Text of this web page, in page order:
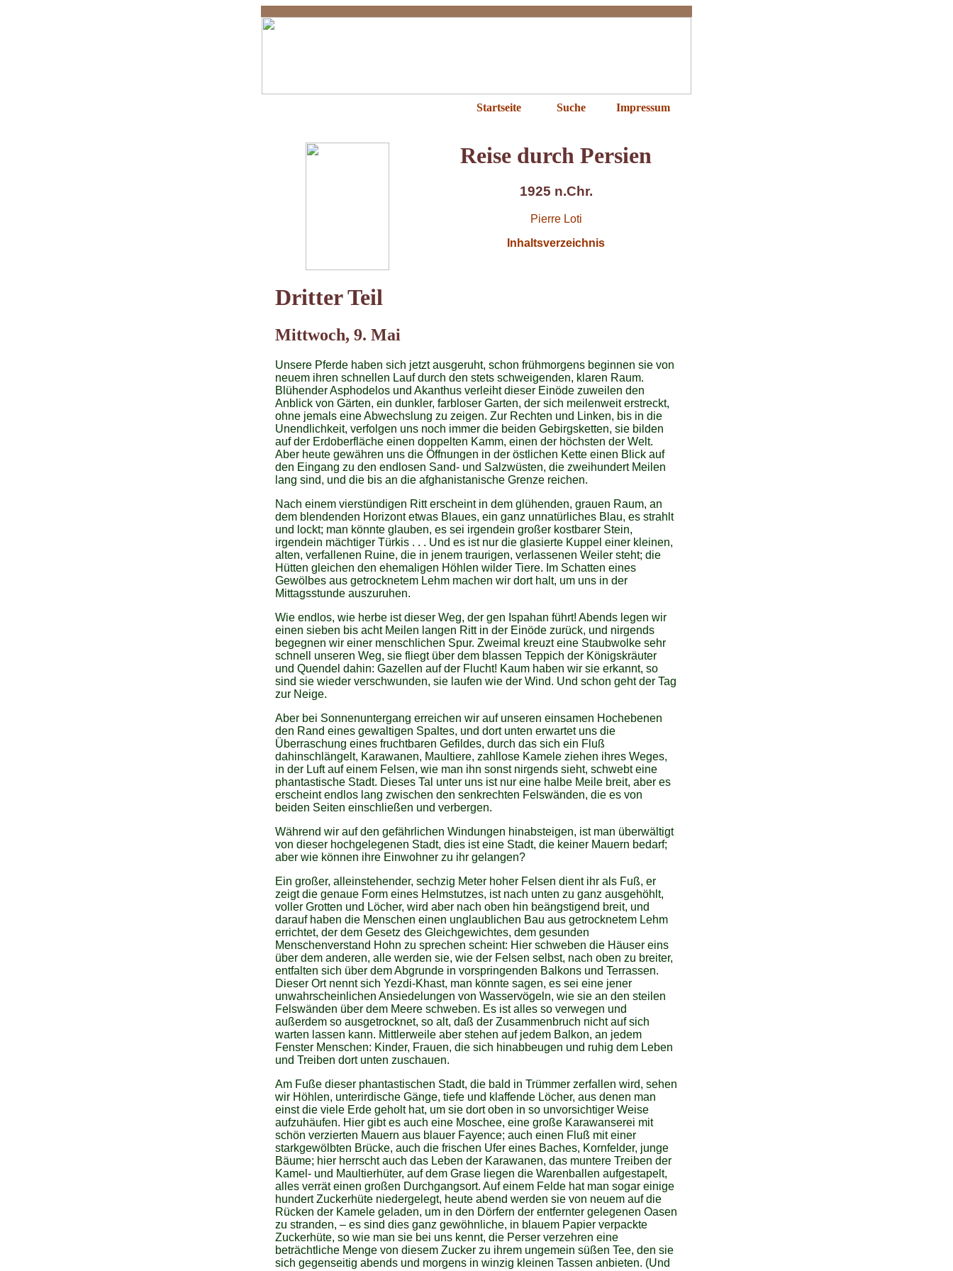
Startseite Suche Impressum
Reise durch Persien
1925 n.Chr.
Pierre Loti
Inhaltsverzeichnis
Dritter Teil
Mittwoch, 9. Mai
Unsere Pferde haben sich jetzt ausgeruht, schon frühmorgens beginnen sie von
neuem ihren schnellen Lauf durch den stets schweigenden, klaren Raum.
Blühender Asphodelos und Akanthus verleiht dieser Einöde zuweilen den
Anblick von Gärten, ein dunkler, farbloser Garten, der sich meilenweit erstreckt,
ohne jemals eine Abwechslung zu zeigen. Zur Rechten und Linken, bis in die
Unendlichkeit, verfolgen uns noch immer die beiden Gebirgsketten, sie bilden
auf der Erdoberfläche einen doppelten Kamm, einen der höchsten der Welt.
Aber heute gewähren uns die Öffnungen in der östlichen Kette einen Blick auf
den Eingang zu den endlosen Sand- und Salzwüsten, die zweihundert Meilen
lang sind, und die bis an die afghanistanische Grenze reichen.
Nach einem vierstündigen Ritt erscheint in dem glühenden, grauen Raum, an
dem blendenden Horizont etwas Blaues, ein ganz unnatürliches Blau, es strahlt
und lockt; man könnte glauben, es sei irgendein großer kostbarer Stein,
irgendein mächtiger Türkis . . . Und es ist nur die glasierte Kuppel einer kleinen,
alten, verfallenen Ruine, die in jenem traurigen, verlassenen Weiler steht; die
Hütten gleichen den ehemaligen Höhlen wilder Tiere. Im Schatten eines
Gewölbes aus getrocknetem Lehm machen wir dort halt, um uns in der
Mittagsstunde auszuruhen.
Wie endlos, wie herbe ist dieser Weg, der gen Ispahan führt! Abends legen wir
einen sieben bis acht Meilen langen Ritt in der Einöde zurück, und nirgends
begegnen wir einer menschlichen Spur. Zweimal kreuzt eine Staubwolke sehr
schnell unseren Weg, sie fliegt über dem blassen Teppich der Königskräuter
und Quendel dahin: Gazellen auf der Flucht! Kaum haben wir sie erkannt, so
sind sie wieder verschwunden, sie laufen wie der Wind. Und schon geht der Tag
zur Neige.
Aber bei Sonnenuntergang erreichen wir auf unseren einsamen Hochebenen
den Rand eines gewaltigen Spaltes, und dort unten erwartet uns die
Überraschung eines fruchtbaren Gefildes, durch das sich ein Fluß
dahinschlängelt, Karawanen, Maultiere, zahllose Kamele ziehen ihres Weges,
in der Luft auf einem Felsen, wie man ihn sonst nirgends sieht, schwebt eine
phantastische Stadt. Dieses Tal unter uns ist nur eine halbe Meile breit, aber es
erscheint endlos lang zwischen den senkrechten Felswänden, die es von
beiden Seiten einschließen und verbergen.
Während wir auf den gefährlichen Windungen hinabsteigen, ist man überwältigt
von dieser hochgelegenen Stadt, dies ist eine Stadt, die keiner Mauern bedarf;
aber wie können ihre Einwohner zu ihr gelangen?
Ein großer, alleinstehender, sechzig Meter hoher Felsen dient ihr als Fuß, er
zeigt die genaue Form eines Helmstutzes, ist nach unten zu ganz ausgehöhlt,
voller Grotten und Löcher, wird aber nach oben hin beängstigend breit, und
darauf haben die Menschen einen unglaublichen Bau aus getrocknetem Lehm
errichtet, der dem Gesetz des Gleichgewichtes, dem gesunden
Menschenverstand Hohn zu sprechen scheint: Hier schweben die Häuser eins
über dem anderen, alle werden sie, wie der Felsen selbst, nach oben zu breiter,
entfalten sich über dem Abgrunde in vorspringenden Balkons und Terrassen.
Dieser Ort nennt sich Yezdi-Khast, man könnte sagen, es sei eine jener
unwahrscheinlichen Ansiedelungen von Wasservögeln, wie sie an den steilen
Felswänden über dem Meere schweben. Es ist alles so verwegen und
außerdem so ausgetrocknet, so alt, daß der Zusammenbruch nicht auf sich
warten lassen kann. Mittlerweile aber stehen auf jedem Balkon, an jedem
Fenster Menschen: Kinder, Frauen, die sich hinabbeugen und ruhig dem Leben
und Treiben dort unten zuschauen.
Am Fuße dieser phantastischen Stadt, die bald in Trümmer zerfallen wird, sehen
wir Höhlen, unterirdische Gänge, tiefe und klaffende Löcher, aus denen man
einst die viele Erde geholt hat, um sie dort oben in so unvorsichtiger Weise
aufzuhäufen. Hier gibt es auch eine Moschee, eine große Karawanserei mit
schön verzierten Mauern aus blauer Fayence; auch einen Fluß mit einer
starkgewölbten Brücke, auch die frischen Ufer eines Baches, Kornfelder, junge
Bäume; hier herrscht auch das Leben der Karawanen, das muntere Treiben der
Kamel- und Maultierhüter, auf dem Grase liegen die Warenballen aufgestapelt,
alles verrät einen großen Durchgangsort. Auf einem Felde hat man sogar einige
hundert Zuckerhüte niedergelegt, heute abend werden sie von neuem auf die
Rücken der Kamele geladen, um in den Dörfern der entfernter gelegenen Oasen
zu stranden, – es sind dies ganz gewöhnliche, in blauem Papier verpackte
Zuckerhüte, so wie man sie bei uns kennt, die Perser verzehren eine
beträchtliche Menge von diesem Zucker zu ihrem ungemein süßen Tee, den sie
sich gegenseitig abends und morgens in winzig kleinen Tassen anbieten. (Und